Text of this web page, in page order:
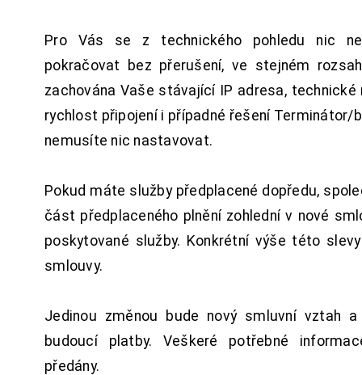
Pro Vás se z technického pohledu nic
pokračovat bez přerušení, ve stejném
zachována Vaše stávající IP adresa, technické
rychlost připojení i případné řešení Terminátor/
nemusíte nic nastavovat.
Pokud máte služby předplacené dopředu,
část předplaceného plnění zohlední v nové
poskytované služby. Konkrétní výše této
smlouvy.
Jedinou změnou bude nový smluvní vztah
budoucí platby. Veškeré potřebné
předány.